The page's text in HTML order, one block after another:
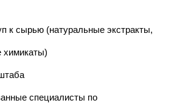
к сырью (натуральные экстракты,
химикаты)
специалисты по